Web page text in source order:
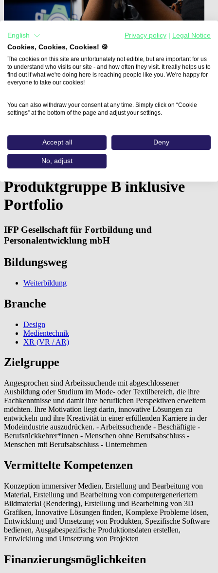
Home
Aus- und Weiterbildungen
Fachkraft Digital Fashion in
CLO - Virtual Garments:
Produktgruppe B inklusive
Portfolio
IFP Gesellschaft für Fortbildung und
Personalentwicklung mbH
Bildungsweg
Weiterbildung
Branche
Design
Medientechnik
XR (VR / AR)
Zielgruppe
Angesprochen sind Arbeitssuchende mit abgeschlossener
Ausbildung oder Studium im Mode- oder Textilbereich, die ihre
Fachkenntnisse und damit ihre beruflichen Perspektiven erweitern
möchten. Ihre Motivation liegt darin, innovative Lösungen zu
entwickeln und ihre Kreativität in einer erfüllenden Karriere in der
Modeindustrie auszudrücken. - Arbeitssuchende - Beschäftigte -
Berufsrückkehrer*innen - Menschen ohne Berufsabschluss -
Menschen mit Berufsabschluss - Unternehmen
Vermittelte Kompetenzen
Konzeption immersiver Medien, Erstellung und Bearbeitung von
Material, Erstellung und Bearbeitung von computergeneriertem
Bildmaterial (Rendering), Erstellung und Bearbeitung von 3D
Grafiken, Innovative Lösungen finden, Komplexe Probleme lösen,
Entwicklung und Umsetzung von Produkten, Spezifische Software
bedienen, Ausgabespezifische Produktionsdaten erstellen,
Entwicklung und Umsetzung von Projekten
Finanzierungsmöglichkeiten
English Privacy policy
Legal Notice
Cookies, Cookies, Cookies! 🍪
The cookies on this site are unfortunately not edible, but are important for us
to understand who visits our site - and how often they visit. It really helps us to
find out if what we're doing here is reaching people like you. We're happy for
everyone to take our cookies!
You can also withdraw your consent at any time. Simply click on “Cookie
settings” at the bottom of the page and adjust your settings.
Accept all Deny
No, adjust